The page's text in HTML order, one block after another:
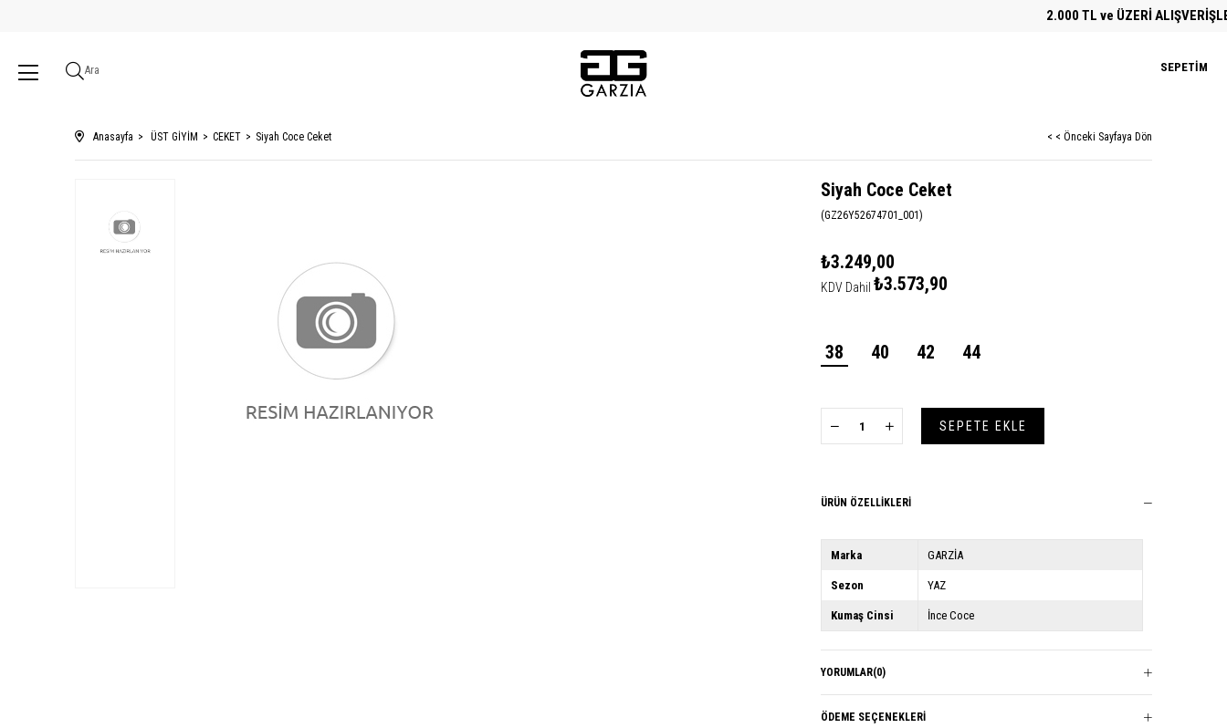
2.000 TL ve ÜZERİ
Ara SEPETIM
Anasayfa ÜST GİYİM CEKET Siyah Coce Ceket < < Önceki Sayfaya Dön
Siyah Coce Ceket
(GZ26Y52674701_001)
₺3.249,00
KDV Dahil ₺3.573,90
38 40 42 44
ÜRÜN ÖZELLIKLERI
Marka GARZİA
Sezon YAZ
Kumaş Cinsi İnce Coce
YORUMLAR(0)
ÖDEME SEÇENEKLERI